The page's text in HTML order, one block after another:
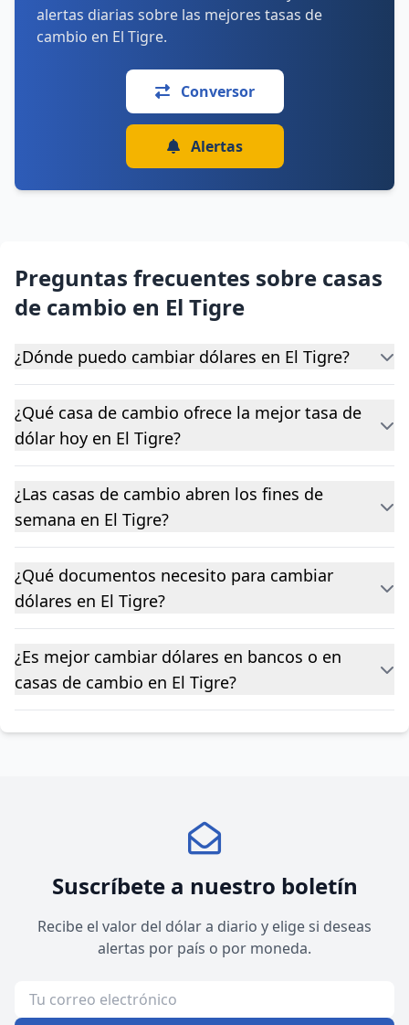
alertas diarias sobre las mejores tasas de
cambio en El Tigre.
Conversor
Alertas
Preguntas frecuentes sobre casas
de cambio en El Tigre
¿Dónde puedo cambiar dólares en El Tigre?
¿Qué casa de cambio ofrece la mejor tasa de
dólar hoy en El Tigre?
¿Las casas de cambio abren los fines de
semana en El Tigre?
¿Qué documentos necesito para cambiar
dólares en El Tigre?
¿Es mejor cambiar dólares en bancos o en
casas de cambio en El Tigre?
Suscríbete a nuestro boletín
Recibe el valor del dólar a diario y elige si deseas
alertas por país o por moneda.